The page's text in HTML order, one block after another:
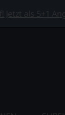
als 5+1